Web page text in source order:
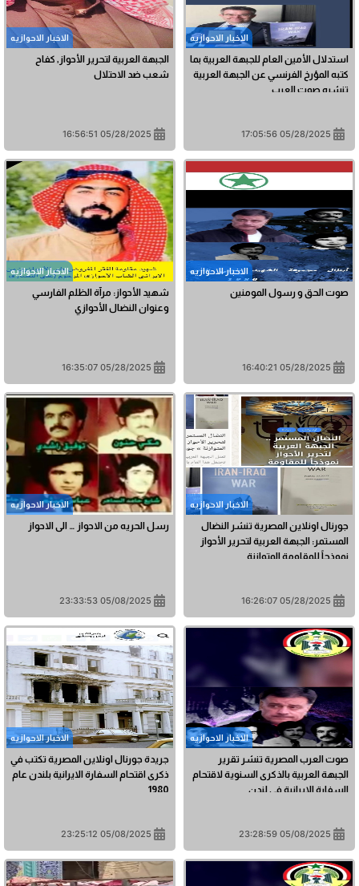
الاخبار الاحوازیه
استدلال الأمين العام للجبهة العربية بما
كتبه المؤرخ الفرنسي عن الجبهة العربية
تنشره صوت العرب
05/28/2025 17:05:56
الاخبار الاحوازیه
الجبهة العربية لتحرير الأحواز, كفاح
شعب ضد الاحتلال
05/28/2025 16:56:51
الاخبار الاحوازیه
صوت الحق و رسول المومنين
05/28/2025 16:40:21
الاخبار الاحوازیه
شهيد الأحواز: مرآة الظلم الفارسي
وعنوان النضال الأحوازي
05/28/2025 16:35:07
الاخبار الاحوازیه
جورنال اونلاين المصرية تنشر النضال
المستمر: الجبهة العربية لتحرير الأحواز
نموذجاً للمقاومة المتوازنة
05/28/2025 16:26:07
الاخبار الاحوازیه
رسل الحريه من الاحواز … الى الاحواز
05/08/2025 23:33:53
الاخبار الاحوازیه
صوت العرب المصرية تنشر تقرير
الجبهة العربية بالذكرى السنوية لاقتحام
السفارة الايرانية في لندن
05/08/2025 23:28:59
الاخبار الاحوازیه
جريدة جورنال اونلاين المصرية تكتب في
ذكرى اقتحام السفارة الايرانية بلندن عام
1980
05/08/2025 23:25:12